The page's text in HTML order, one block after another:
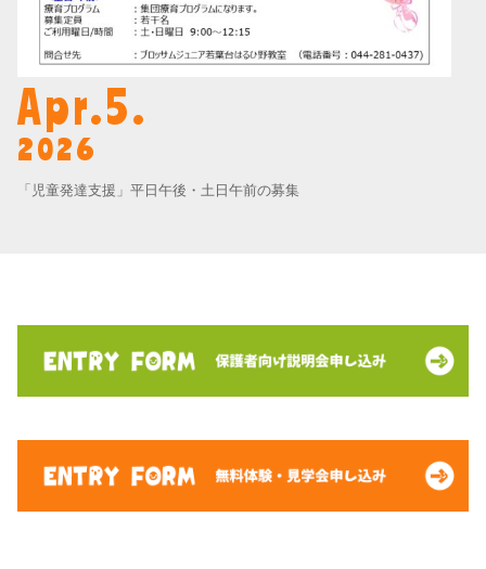
Apr.5.
2026
「児童発達支援」平日午後・土日午前の募集